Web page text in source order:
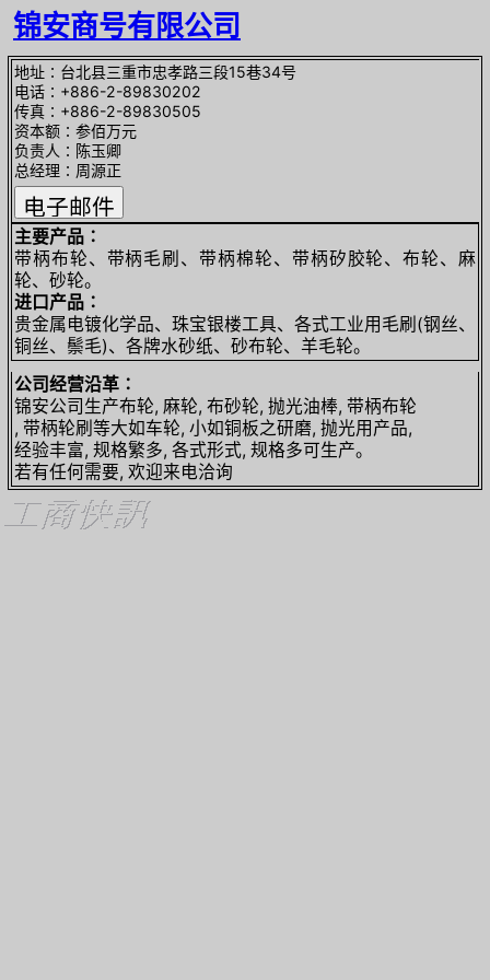
锦安商号有限公司
地址∶台北县三重市忠孝路三段15巷34号
电话∶+886-2-89830202
传真∶+886-2-89830505
资本额∶参佰万元
负责人∶陈玉卿
总经理∶周源正
主要产品∶
带柄布轮、带柄毛刷、带柄棉轮、带柄矽胶轮、布轮、麻
轮、砂轮。
进口产品∶
贵金属电镀化学品、珠宝银楼工具、各式工业用毛刷(钢丝、
铜丝、鬃毛)、各牌水砂纸、砂布轮、羊毛轮。
公司经营沿革∶
锦安公司生产布轮, 麻轮, 布砂轮, 抛光油棒, 带柄布轮
, 带柄轮刷等大如车轮, 小如铜板之研磨, 抛光用产品,
经验丰富, 规格繁多, 各式形式, 规格多可生产。
若有任何需要, 欢迎来电洽询